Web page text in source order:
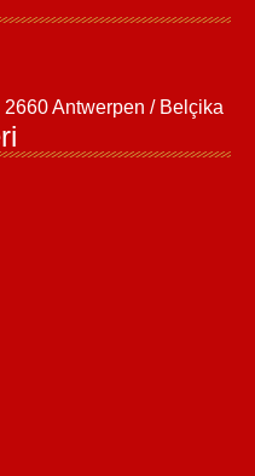
Antwerpen / Belçika